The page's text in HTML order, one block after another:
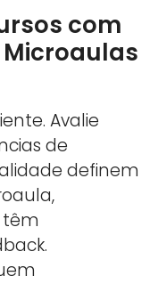
com
Avalie
de
definem